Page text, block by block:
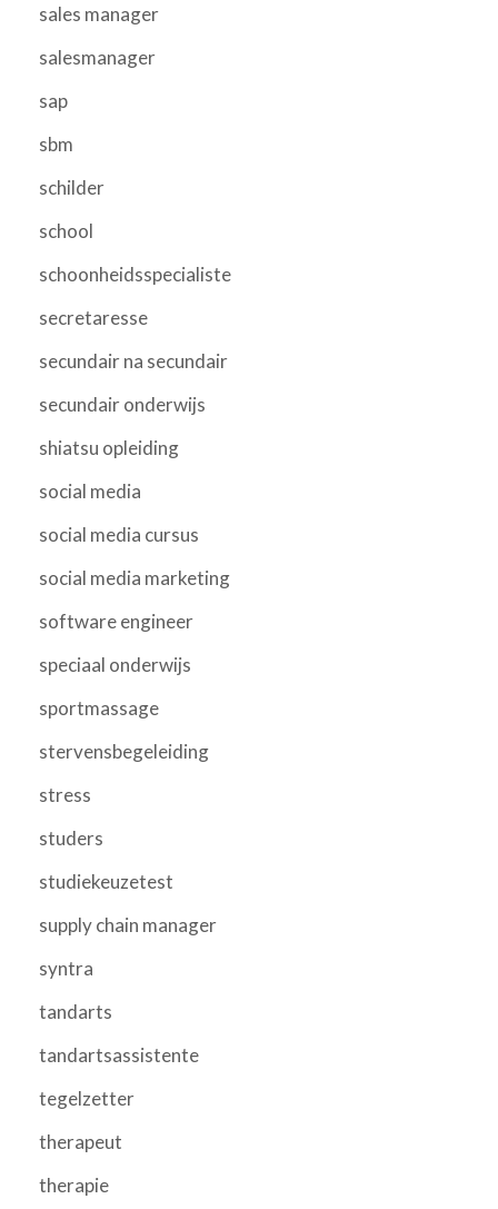
sales manager
salesmanager
sap
sbm
schilder
school
schoonheidsspecialiste
secretaresse
secundair na secundair
secundair onderwijs
shiatsu opleiding
social media
social media cursus
social media marketing
software engineer
speciaal onderwijs
sportmassage
stervensbegeleiding
stress
studers
studiekeuzetest
supply chain manager
syntra
tandarts
tandartsassistente
tegelzetter
therapeut
therapie